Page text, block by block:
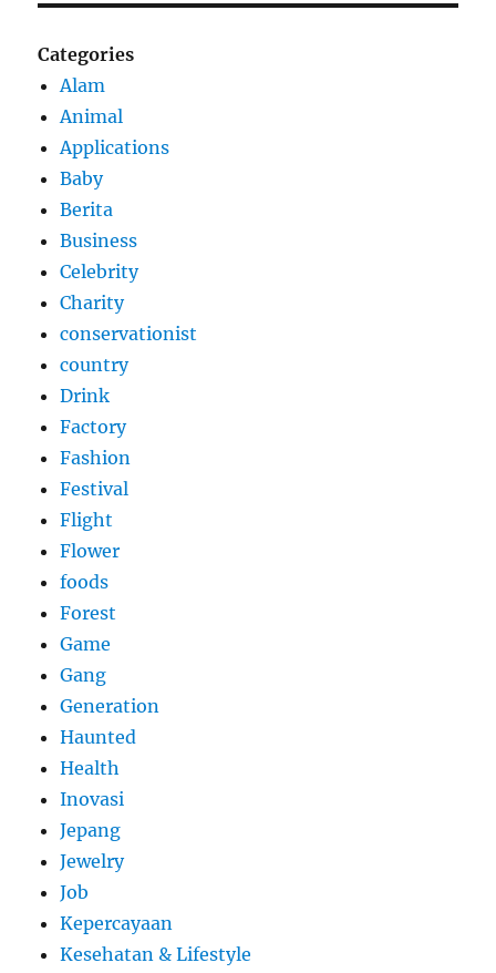
Categories
Alam
Animal
Applications
Baby
Berita
Business
Celebrity
Charity
conservationist
country
Drink
Factory
Fashion
Festival
Flight
Flower
foods
Forest
Game
Gang
Generation
Haunted
Health
Inovasi
Jepang
Jewelry
Job
Kepercayaan
Kesehatan & Lifestyle